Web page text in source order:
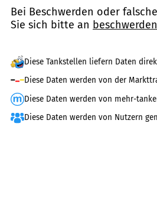
Bei Beschwerden oder
Sie sich bitte an
Diese Tankstellen liefern Daten
Diese Daten werden von der
Diese Daten werden von mehr-
Diese Daten werden von Nutzern